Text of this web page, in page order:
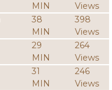
MIN
Views
38
MIN
398
Views
29
MIN
264
Views
31
MIN
246
Views